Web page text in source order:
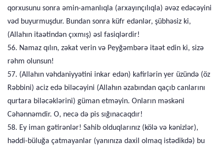
qorxusunu sonra əmin-amanlıqla (arxayınçılıqla) əvəz edəcəyini
vəd buyurmuşdur. Bundan sonra küfr edənlər, şübhəsiz ki,
(Allahın itaətindən çıxmış) əsl fasiqlərdir!
56. Namaz qılın, zəkat verin və Peyğəmbərə itaət edin ki, sizə
rəhm olunsun!
57. (Allahın vəhdaniyyətini inkar edən) kafirlərin yer üzündə (öz
Rəbbini) aciz edə biləcəyini (Allahın əzabından qaçıb canlarını
qurtara biləcəklərini) güman etməyin. Onların məskəni
Cəhənnəmdir. O, necə də pis sığınacaqdır!
58. Ey iman gətirənlər! Sahib olduqlarınız (kölə və kənizlər),
həddi-büluğa çatmayanlar (yanınıza daxil olmaq istədikdə) bu